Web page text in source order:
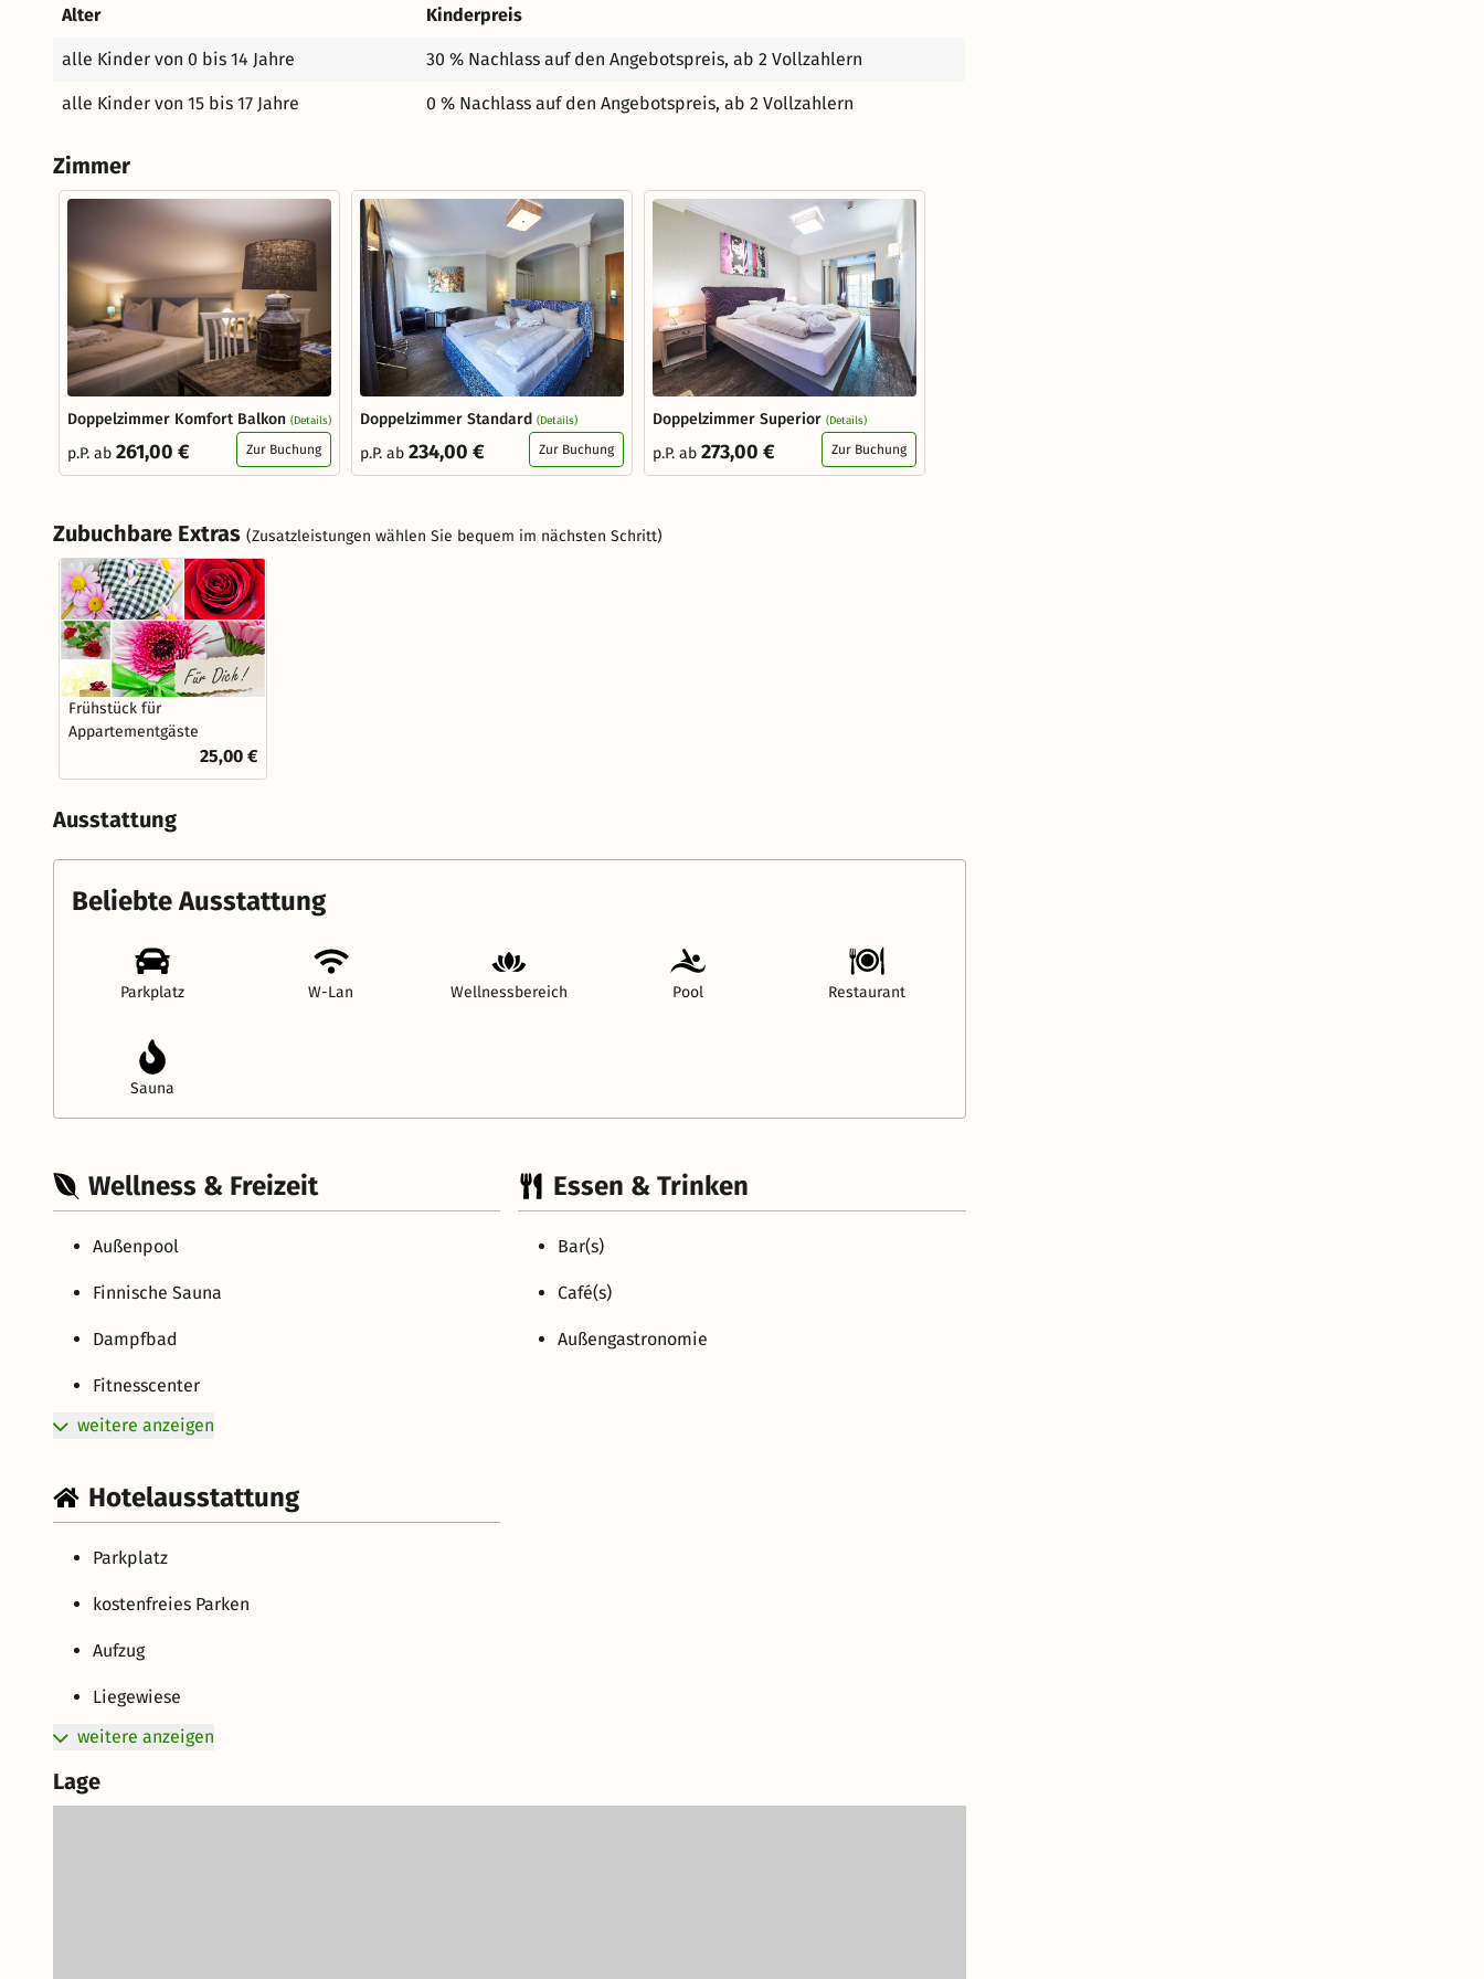
Alter
Kinderpreis
alle Kinder von 0 bis 14 Jahre 30 % Nachlass auf den Angebotspreis, ab 2 Vollzahlern
alle Kinder von 15 bis 17 Jahre 0 % Nachlass auf den Angebotspreis, ab 2 Vollzahlern
Zimmer
Doppelzimmer Komfort Balkon (Details)
p.P. ab 261,00 € Zur Buchung
Doppelzimmer Standard (Details)
p.P. ab 234,00 € Zur Buchung
Doppelzimmer Superior (Details)
p.P. ab 273,00 € Zur Buchung
Zubuchbare Extras (Zusatzleistungen wählen Sie bequem im nächsten Schritt)
Frühstück für
Appartementgäste
25,00 €
Ausstattung
Beliebte Ausstattung
Parkplatz W-Lan Wellnessbereich Pool Restaurant
Sauna
Wellness & Freizeit
Außenpool
Finnische Sauna
Dampfbad
Fitnesscenter
weitere anzeigen
Essen & Trinken
Bar(s)
Café(s)
Außengastronomie
Hotelausstattung
Parkplatz
kostenfreies Parken
Aufzug
Liegewiese
weitere anzeigen
Lage